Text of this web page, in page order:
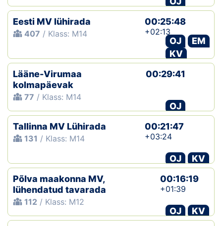
Eesti MV lühirada
407 / Klass: M14
00:25:48
+02:13
OJ
EM
KV
Lääne-Virumaa
kolmapäevak
77 / Klass: M14
00:29:41
OJ
Tallinna MV Lühirada
131 / Klass: M14
00:21:47
+03:24
OJ
KV
Põlva maakonna MV,
lühendatud tavarada
112 / Klass: M12
00:16:19
+01:39
OJ KV